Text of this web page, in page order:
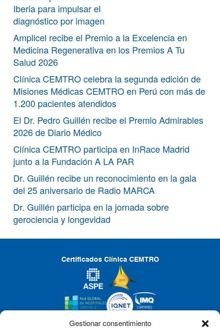
Gestionar consentimiento
Iberia para impulsar el
diagnóstico por imagen
Amplicel recibe el Premio a la Excelencia en
Medicina Regenerativa en los Premios A Tu
Salud 2026
Clínica CEMTRO celebra la segunda edición de
Misiones Médicas CEMTRO en Perú con más de
1.200 pacientes atendidos
El Dr. Pedro Guillén recibe el Premio Admirables
2026 de Diario Médico
Clínica CEMTRO participa en InRace Madrid
junto a la Fundación A LA PAR
Dr. Guillén recibe un reconocimiento en la gala
del 25 aniversario de Radio MARCA
Dr. Guillén participa en la jornada sobre
gerociencia y longevidad
Certificados Clínica CEMTRO